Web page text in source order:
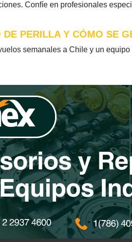
Confíe en profesionales
PERILLA Y CÓMO SE
semanales a Chile y un